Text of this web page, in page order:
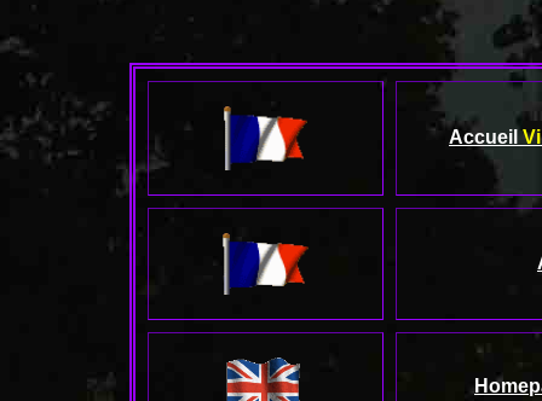
Accueil